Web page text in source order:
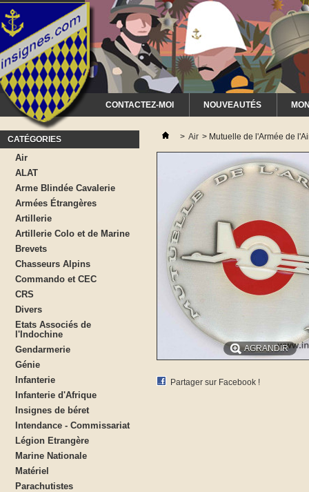
CONTACTEZ-MOI NOUVEAUTÉS
CATÉGORIES
Air
ALAT
Arme Blindée Cavalerie
Armées Étrangères
Artillerie
Artillerie Colo et de Marine
Brevets
Chasseurs Alpins
Commando et CEC
CRS
Divers
Etats Associés de
l'Indochine
Gendarmerie
Génie
Infanterie
Infanterie d'Afrique
Insignes de béret
Intendance - Commissariat
Légion Etrangère
Marine Nationale
Matériel
Parachutistes
> Air > Mutuelle de l'Armée de
AGRANDIR
Partager sur Facebook !